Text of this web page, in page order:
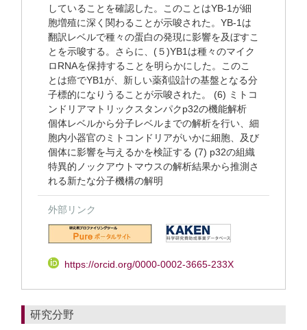
していることを確認した。このことはYB-1が細
胞増殖に深く関わることが示唆された。YB-1は
翻訳レベルで種々の蛋白の発現に影響を及ぼすこ
とを示唆する。さらに、(５)YB1は種々のマイク
ロRNAを保持することを明らかにした。このこ
とは癌でYB1が、新しい薬剤設計の基盤となる分
子標的になりうることが示唆された。 (6) ミトコ
ンドリアマトリックスタンパクp32の機能解析
個体レベルから分子レベルまでの解析を行い、細
胞内小器官のミトコンドリアがいかに細胞、及び
個体に影響を与えるかを検証する (7) p32の組織
特異的ノックアウトマウスの解析結果から推測さ
れる新たな分子機構の解明
外部リンク
https://orcid.org/0000-0002-3665-233X
研究分野